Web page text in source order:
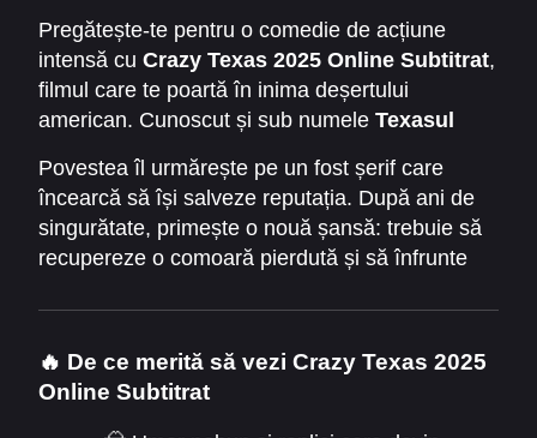
SERIALE ONLINE
TERMENI ȘI CONDIȚII
Pregătește-te pentru o comedie de acțiune
intensă cu Crazy Texas 2025 Online Subtitrat,
filmul care te poartă în inima deșertului
american. Cunoscut și sub numele Texasul
periculoase și energia autentică a Vestului
Sălbatic.
Povestea îl urmărește pe un fost șerif care
încearcă să își salveze reputația. După ani de
singurătate, primește o nouă șansă: trebuie să
recupereze o comoară pierdută și să înfrunte
politicieni corupți și o echipă de haiduci
moderni. Fiecare pas devine o luptă pentru
supraviețuire și onoare.
🔥 De ce merită să vezi Crazy Texas 2025
Online Subtitrat